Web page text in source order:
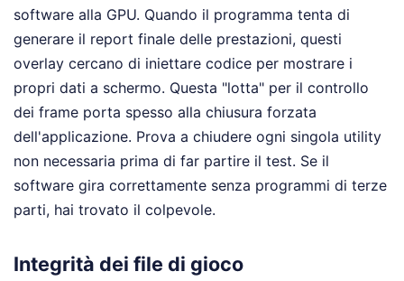
software alla GPU. Quando il programma tenta di
generare il report finale delle prestazioni, questi
overlay cercano di iniettare codice per mostrare i
propri dati a schermo. Questa "lotta" per il controllo
dei frame porta spesso alla chiusura forzata
dell'applicazione. Prova a chiudere ogni singola utility
non necessaria prima di far partire il test. Se il
software gira correttamente senza programmi di terze
parti, hai trovato il colpevole.
Integrità dei file di gioco